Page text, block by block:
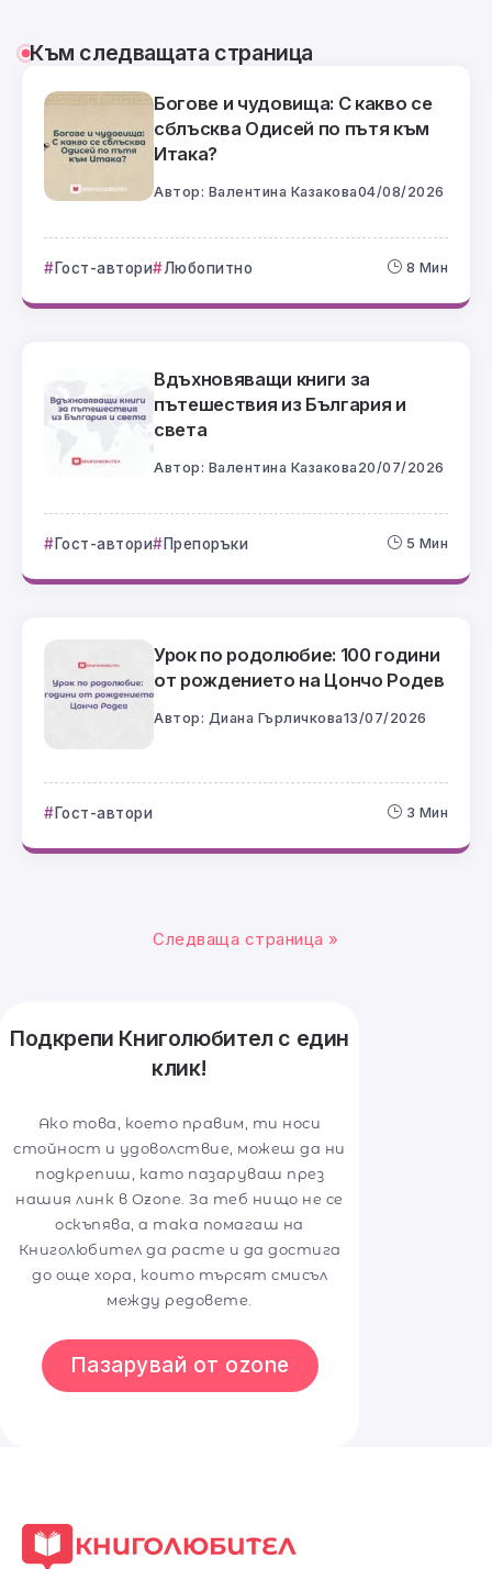
Към следващата страница
Богове и чудовища: С какво се
сблъсква Одисей по пътя към
Итака?
Автор: Валентина Казакова04/08/2026
Гост-автори Любопитно 8 Мин
Вдъхновяващи книги за
пътешествия из България и
света
Автор: Валентина Казакова 20/07/2026
Гост-автори Препоръки 5 Мин
Урок по родолюбие: 100 години
от рождението на Цончо Родев
Автор: Диана Гърличкова13/07/2026
Гост-автори 3 Мин
Следваща страница »
Подкрепи Книголюбител с един
клик!
Ако това, което правим, ти носи
стойност и удоволствие, можеш да ни
подкрепиш, като пазаруваш през
нашия линк в Ozone. За теб нищо не се
оскъпява, а така помагаш на
Книголюбител да расте и да достига
до още хора, които търсят смисъл
между редовете.
Пазарувай от ozone